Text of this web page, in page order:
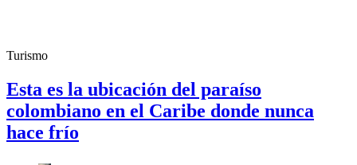
Turismo
Esta es la ubicación del paraíso
colombiano en el Caribe donde nunca
hace frío